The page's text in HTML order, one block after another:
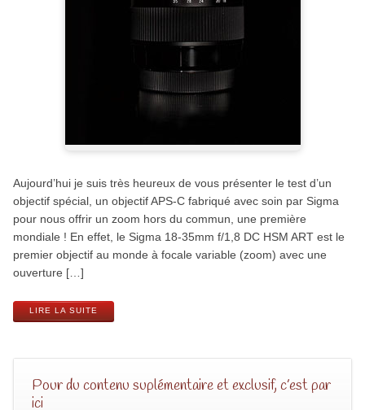
Aujourd’hui je suis très heureux de vous présenter le test d’un
objectif spécial, un objectif APS-C fabriqué avec soin par Sigma
pour nous offrir un zoom hors du commun, une première
mondiale ! En effet, le Sigma 18-35mm f/1,8 DC HSM ART est le
premier objectif au monde à focale variable (zoom) avec une
ouverture […]
LIRE LA SUITE
Pour du contenu suplémentaire et exclusif, c’est par
ici